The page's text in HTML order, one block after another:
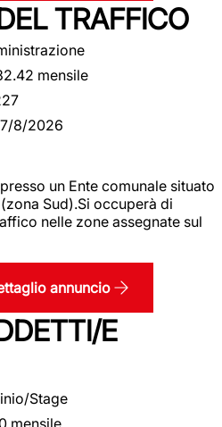
TRAFFICO
mensile
7/8/2026
un Ente comunale situato
Sud).Si occuperà di
nelle zone assegnate sul
annuncio
E
Stage
mensile